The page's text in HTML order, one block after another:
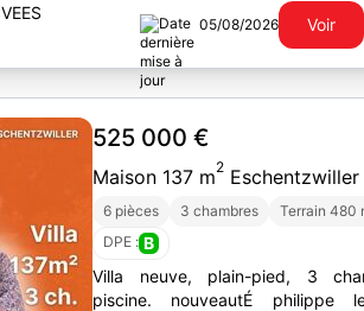
05/08/2026 Voir
525 000 €
Maison 137 m2
6 pièces 3 chambres Terrain 480
DPE : B
Villa neuve, plain-pied, 3
piscine. nouveautÉ philippe